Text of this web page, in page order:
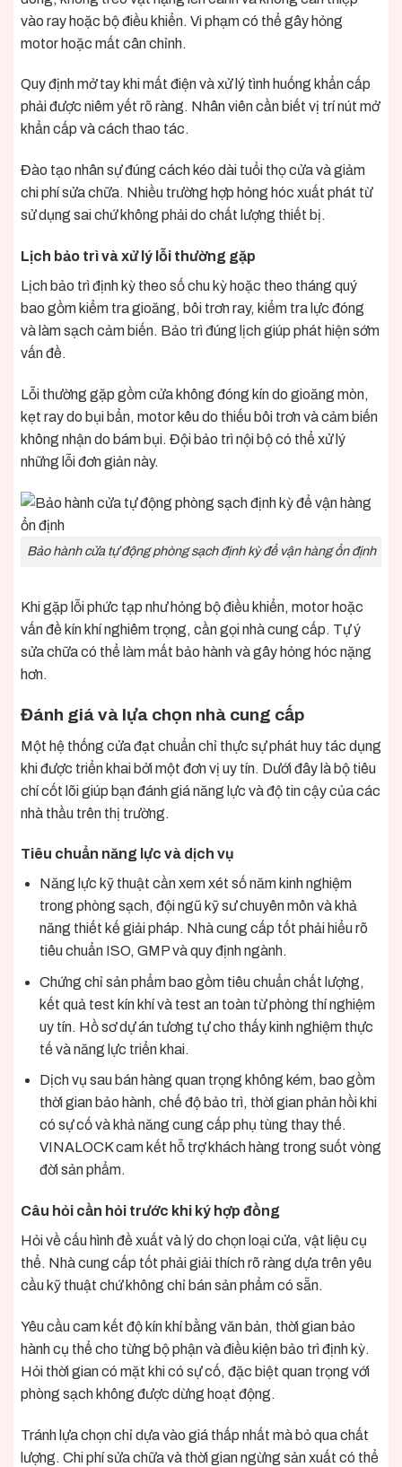
vào ray hoặc bộ điều khiển. Vi phạm có thể gây hỏng
motor hoặc mất cân chỉnh.
Quy định mở tay khi mất điện và xử lý tình huống khẩn cấp
phải được niêm yết rõ ràng. Nhân viên cần biết vị trí nút mở
khẩn cấp và cách thao tác.
Đào tạo nhân sự đúng cách kéo dài tuổi thọ cửa và giảm
chi phí sửa chữa. Nhiều trường hợp hỏng hóc xuất phát từ
sử dụng sai chứ không phải do chất lượng thiết bị.
Lịch bảo trì và xử lý lỗi thường gặp
Lịch bảo trì định kỳ theo số chu kỳ hoặc theo tháng quý
bao gồm kiểm tra gioăng, bôi trơn ray, kiểm tra lực đóng
và làm sạch cảm biến. Bảo trì đúng lịch giúp phát hiện sớm
vấn đề.
Lỗi thường gặp gồm cửa không đóng kín do gioăng mòn,
kẹt ray do bụi bẩn, motor kêu do thiếu bôi trơn và cảm biến
không nhận do bám bụi. Đội bảo trì nội bộ có thể xử lý
những lỗi đơn giản này.
Bảo hành cửa tự động phòng sạch định kỳ để vận hàng ổn định
Khi gặp lỗi phức tạp như hỏng bộ điều khiển, motor hoặc
vấn đề kín khí nghiêm trọng, cần gọi nhà cung cấp. Tự ý
sửa chữa có thể làm mất bảo hành và gây hỏng hóc nặng
hơn.
Đánh giá và lựa chọn nhà cung cấp
Một hệ thống cửa đạt chuẩn chỉ thực sự phát huy tác dụng
khi được triển khai bởi một đơn vị uy tín. Dưới đây là bộ tiêu
chí cốt lõi giúp bạn đánh giá năng lực và độ tin cậy của các
nhà thầu trên thị trường.
Tiêu chuẩn năng lực và dịch vụ
Năng lực kỹ thuật cần xem xét số năm kinh nghiệm
trong phòng sạch, đội ngũ kỹ sư chuyên môn và khả
năng thiết kế giải pháp. Nhà cung cấp tốt phải hiểu rõ
tiêu chuẩn ISO, GMP và quy định ngành.
Chứng chỉ sản phẩm bao gồm tiêu chuẩn chất lượng,
kết quả test kín khí và test an toàn từ phòng thí nghiệm
uy tín. Hồ sơ dự án tương tự cho thấy kinh nghiệm thực
tế và năng lực triển khai.
Dịch vụ sau bán hàng quan trọng không kém, bao gồm
thời gian bảo hành, chế độ bảo trì, thời gian phản hồi khi
có sự cố và khả năng cung cấp phụ tùng thay thế.
VINALOCK cam kết hỗ trợ khách hàng trong suốt vòng
đời sản phẩm.
Câu hỏi cần hỏi trước khi ký hợp đồng
Hỏi về cấu hình đề xuất và lý do chọn loại cửa, vật liệu cụ
thể. Nhà cung cấp tốt phải giải thích rõ ràng dựa trên yêu
cầu kỹ thuật chứ không chỉ bán sản phẩm có sẵn.
Yêu cầu cam kết độ kín khí bằng văn bản, thời gian bảo
hành cụ thể cho từng bộ phận và điều kiện bảo trì định kỳ.
Hỏi thời gian có mặt khi có sự cố, đặc biệt quan trọng với
phòng sạch không được dừng hoạt động.
Tránh lựa chọn chỉ dựa vào giá thấp nhất mà bỏ qua chất
lượng. Chi phí sửa chữa và thời gian ngừng sản xuất có thể